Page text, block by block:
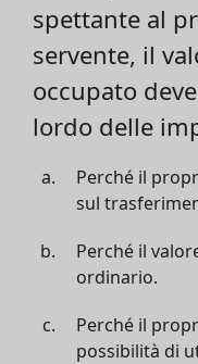
spettante al
servente, il
occupato
lordo delle
Perché il
sul
Perché il
ordinario.
Perché il
possibilità di